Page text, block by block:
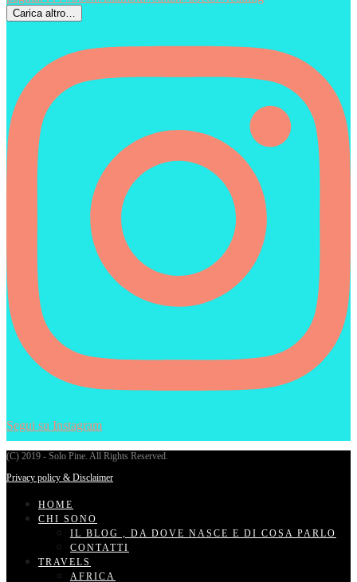
Carica altro…
Segui su Instagram
(C) 2019 - Solo Pine. All Rights Reserved.
Privacy policy & Disclaimer
HOME
CHI SONO
IL BLOG , DA DOVE NASCE E DI COSA PARLO
CONTATTI
TRAVELS
AFRICA